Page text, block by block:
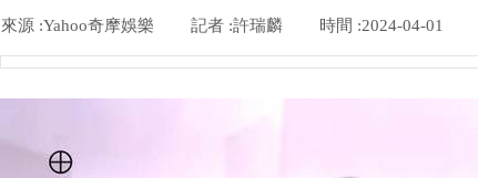
來源 :Yahoo奇摩娛樂 記者 :許瑞麟 時間 :2024-04-01